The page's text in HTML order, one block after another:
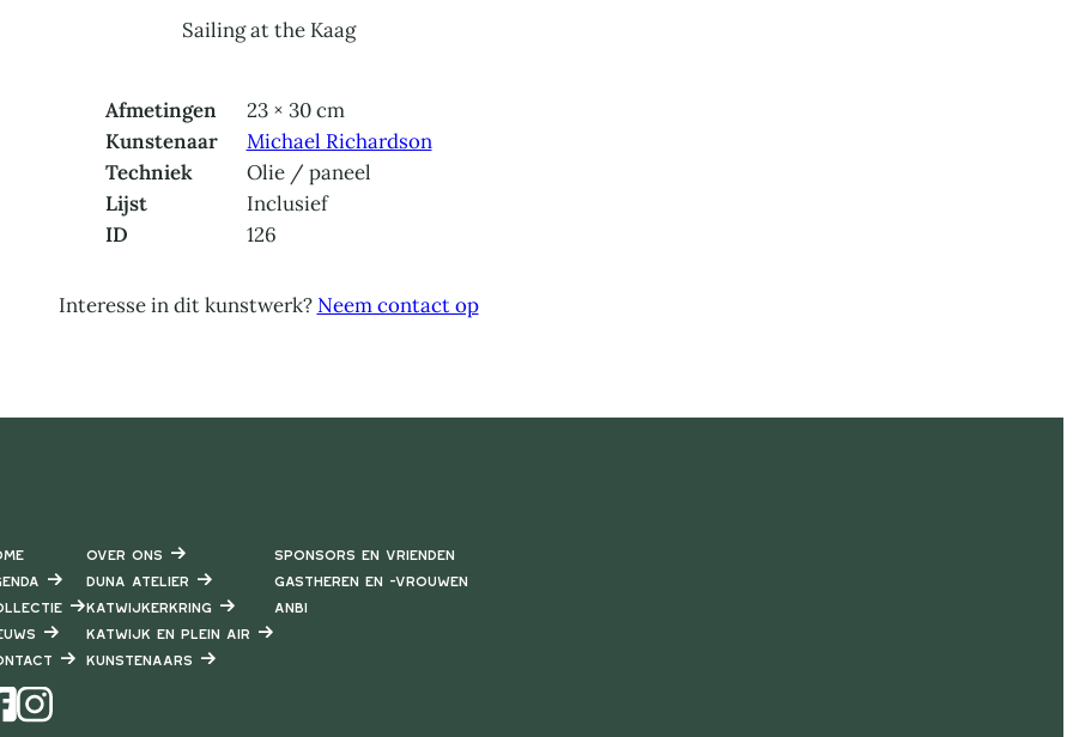
Sailing at the Kaag
Afmetingen
23 × 30 cm
Kunstenaar
Michael Richardson
Techniek
Olie / paneel
Lijst
Inclusief
ID
126
Interesse in dit kunstwerk? Neem contact op
Instagram
Over ons
DUNA Atelier
Katwijkerkring
Katwijk en Plein air
Kunstenaars
Sponsors en vrienden
Gastheren en -vrouwen
ANBI